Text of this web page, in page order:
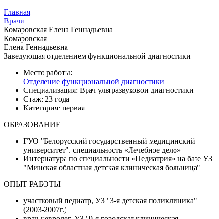
Главная
Врачи
Комаровская Елена Геннадьевна
Комаровская
Елена Геннадьевна
Заведующая отделением функциональной диагностики
Место работы:
Отделение функциональной диагностики
Специализация: Врач ультразвуковой диагностики
Стаж: 23 года
Категория: первая
ОБРАЗОВАНИЕ
ГУО "Белорусский государственный медицинский
университет", специальность «Лечебное дело»
Интернатура по специальности «Педиатрия» на базе УЗ
"Минская областная детская клиническая больница"
ОПЫТ РАБОТЫ
участковый педиатр, УЗ "3-я детская поликлиника"
(2003-2007г.)